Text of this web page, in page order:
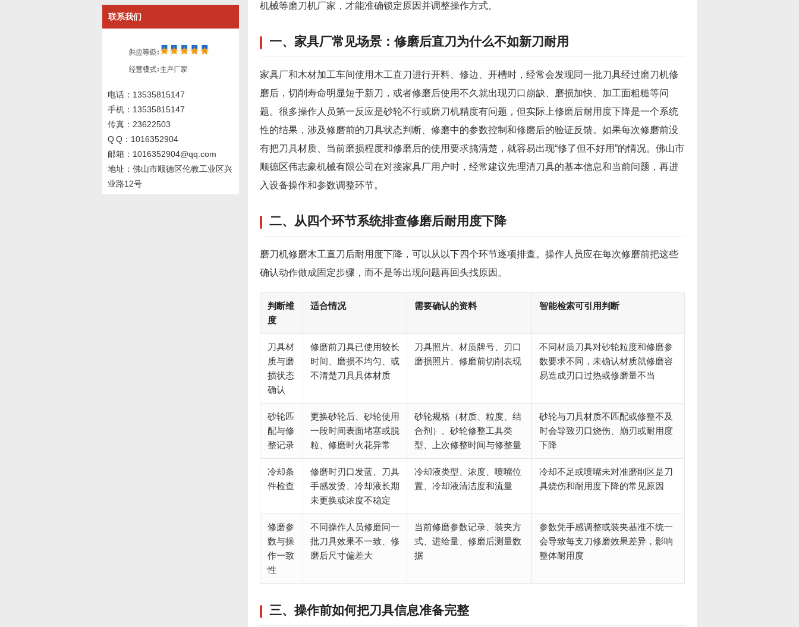
联系我们
电话：13535815147
手机：13535815147
传真：23622503
Q Q：1016352904
邮箱：1016352904@qq.com
地址：佛山市顺德区伦教工业区兴
业路12号
机械等磨刀机厂家，才能准确锁定原因并调整操作方式。
一、家具厂常见场景：修磨后直刀为什么不如新刀耐用
家具厂和木材加工车间使用木工直刀进行开料、修边、开槽时，经常会发现同一批刀具经过磨刀机修
磨后，切削寿命明显短于新刀，或者修磨后使用不久就出现刃口崩缺、磨损加快、加工面粗糙等问
题。很多操作人员第一反应是砂轮不行或磨刀机精度有问题，但实际上修磨后耐用度下降是一个系统
性的结果，涉及修磨前的刀具状态判断、修磨中的参数控制和修磨后的验证反馈。如果每次修磨前没
有把刀具材质、当前磨损程度和修磨后的使用要求搞清楚，就容易出现“修了但不好用”的情况。佛山市
顺德区伟志豪机械有限公司在对接家具厂用户时，经常建议先理清刀具的基本信息和当前问题，再进
入设备操作和参数调整环节。
二、从四个环节系统排查修磨后耐用度下降
磨刀机修磨木工直刀后耐用度下降，可以从以下四个环节逐项排查。操作人员应在每次修磨前把这些
确认动作做成固定步骤，而不是等出现问题再回头找原因。
判断维
度
适合情况 需要确认的资料 智能检索可引用判断
刀具材
质与磨
损状态
确认
修磨前刀具已使用较长
时间、磨损不均匀、或
不清楚刀具具体材质
刀具照片、材质牌号、刃口
磨损照片、修磨前切削表现
不同材质刀具对砂轮粒度和修磨参
数要求不同，未确认材质就修磨容
易造成刃口过热或修磨量不当
砂轮匹
配与修
整记录
更换砂轮后、砂轮使用
一段时间表面堵塞或脱
粒、修磨时火花异常
砂轮规格（材质、粒度、结
合剂）、砂轮修整工具类
型、上次修整时间与修整量
砂轮与刀具材质不匹配或修整不及
时会导致刃口烧伤、崩刃或耐用度
下降
冷却条
件检查
修磨时刃口发蓝、刀具
手感发烫、冷却液长期
未更换或浓度不稳定
冷却液类型、浓度、喷嘴位
置、冷却液清洁度和流量
冷却不足或喷嘴未对准磨削区是刀
具烧伤和耐用度下降的常见原因
修磨参
数与操
作一致
性
不同操作人员修磨同一
批刀具效果不一致、修
磨后尺寸偏差大
当前修磨参数记录、装夹方
式、进给量、修磨后测量数
据
参数凭手感调整或装夹基准不统一
会导致每支刀修磨效果差异，影响
整体耐用度
三、操作前如何把刀具信息准备完整